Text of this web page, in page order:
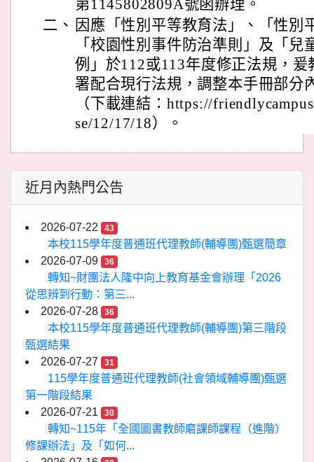
第1145802809A號函辦理。
二、 因應「性別平等教育法」、「性別
「校園性別事件防治準則」及「兒
例」於112或113年度修正法規，
署配合現行法規，調整本手冊部分
（下載連結：https://
se/12/17/18）。
近月內熱門公告
2026-07-22 43
本校115學年度普通班代理教師(輔導團)甄選簡章
2026-07-09
36
轉知~財團法人隆中向上教育基金會辦理「2026
從思辨到行動：第三...
2026-07-28
36
本校115學年度普通班代理教師(輔導團)第三階段
甄選結果
2026-07-27
31
115學年度普通班代理教師(社會領域輔導團)甄選
第一階段結果
2026-07-21
30
轉知~115年「全國圖書教師磨課師課程（進階）
修課辦法」及「如何...